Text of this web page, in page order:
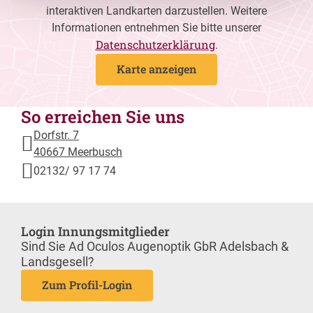
interaktiven Landkarten darzustellen. Weitere
Informationen entnehmen Sie bitte unserer
Datenschutzerklärung.
Karte anzeigen
So erreichen Sie uns
Dorfstr. 7
40667 Meerbusch
02132/ 97 17 74
Login Innungsmitglieder
Sind Sie Ad Oculos Augenoptik GbR Adelsbach &
Landsgesell?
Zum Profil-Login